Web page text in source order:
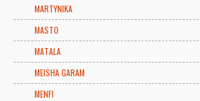
MARTYNIKA
MASTO
MATALA
MEISHA GARAM
MENFI